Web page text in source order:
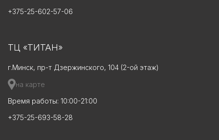
+375-25-602-57-06
ТЦ «ТИТАН»
г.Минск, пр-т Дзержинского, 104 (2-ой этаж)
на карте
Время работы: 10:00-21:00
+375-25-693-58-28